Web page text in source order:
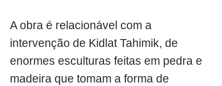
A obra é relacionável com a
intervenção de Kidlat Tahimik, de
enormes esculturas feitas em pedra e
madeira que tomam a forma de